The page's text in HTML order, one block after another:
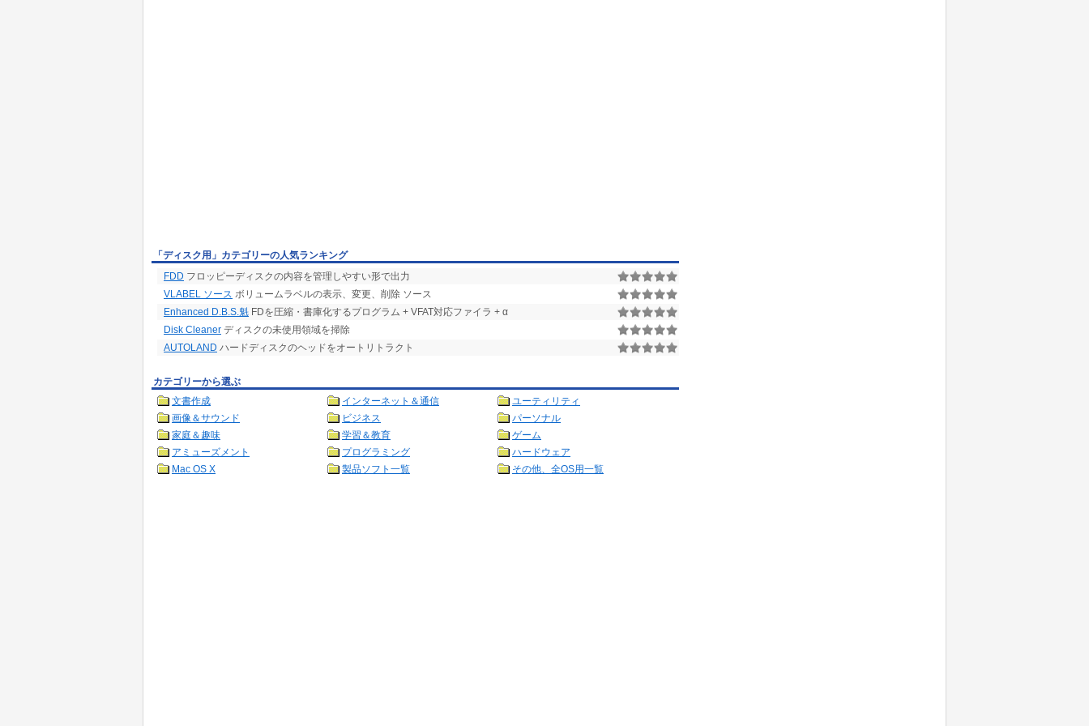
「ディスク用」カテゴリーの人気ランキング
FDD フロッピーディスクの内容を管理しやすい形で出力
VLABEL ソース ボリュームラベルの表示、変更、削除 ソース
Enhanced D.B.S.魁 FDを圧縮・書庫化するプログラム + VFAT対応ファイラ + α
Disk Cleaner ディスクの未使用領域を掃除
AUTOLAND ハードディスクのヘッドをオートリトラクト
カテゴリーから選ぶ
文書作成
インターネット＆通信
ユーティリティ
画像＆サウンド
ビジネス
パーソナル
家庭＆趣味
学習＆教育
ゲーム
アミューズメント
プログラミング
ハードウェア
Mac OS X
製品ソフト一覧 その他、全OS用一覧